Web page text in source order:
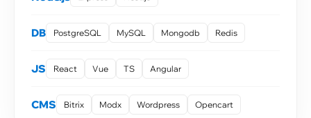
DB PostgreSQL MySQL Mongodb Redis
JS React Vue TS Angular
CMS Bitrix Modx Wordpress Opencart